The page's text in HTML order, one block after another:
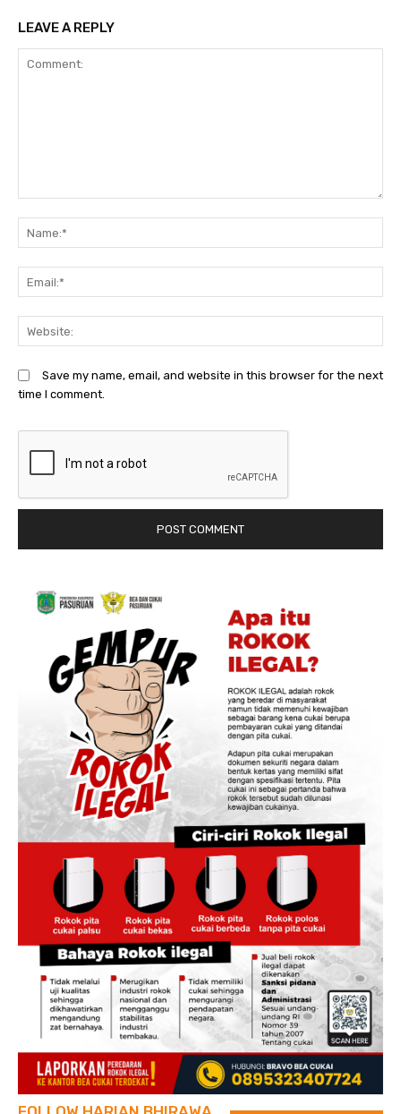
LEAVE A REPLY
Save my name, email, and website in this browser for the next
time I comment.